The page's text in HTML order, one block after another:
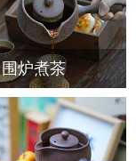
围炉煮茶